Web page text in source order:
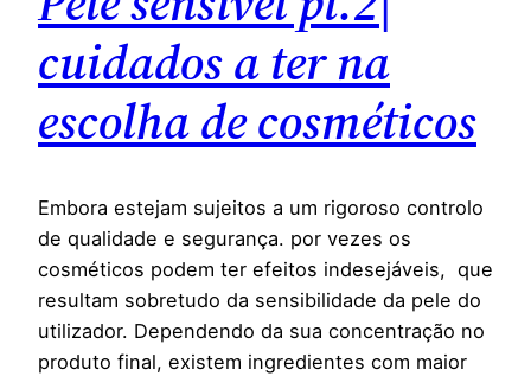
cuidados a ter na
escolha de cosméticos
Embora estejam sujeitos a um rigoroso controlo
de qualidade e segurança. por vezes os
cosméticos podem ter efeitos indesejáveis, que
resultam sobretudo da sensibilidade da pele do
utilizador. Dependendo da sua concentração no
produto final, existem ingredientes com maior